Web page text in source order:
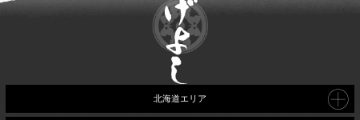
北海道エリア